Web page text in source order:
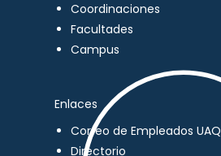
Coordinaciones
Facultades
Campus
Enlaces
Correo de Empleados UAQ
Directorio